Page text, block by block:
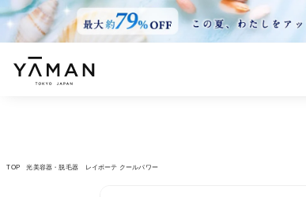
TOP 光美容器・脱毛器 レイボーテ クールパワー